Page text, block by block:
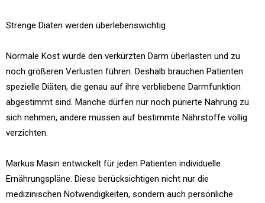
Strenge Diäten werden überlebenswichtig
Normale Kost würde den verkürzten Darm überlasten und zu
noch größeren Verlusten führen. Deshalb brauchen Patienten
spezielle Diäten, die genau auf ihre verbliebene Darmfunktion
abgestimmt sind. Manche dürfen nur noch pürierte Nahrung zu
sich nehmen, andere müssen auf bestimmte Nährstoffe völlig
verzichten.
Markus Masin entwickelt für jeden Patienten individuelle
Ernährungspläne. Diese berücksichtigen nicht nur die
medizinischen Notwendigkeiten, sondern auch persönliche